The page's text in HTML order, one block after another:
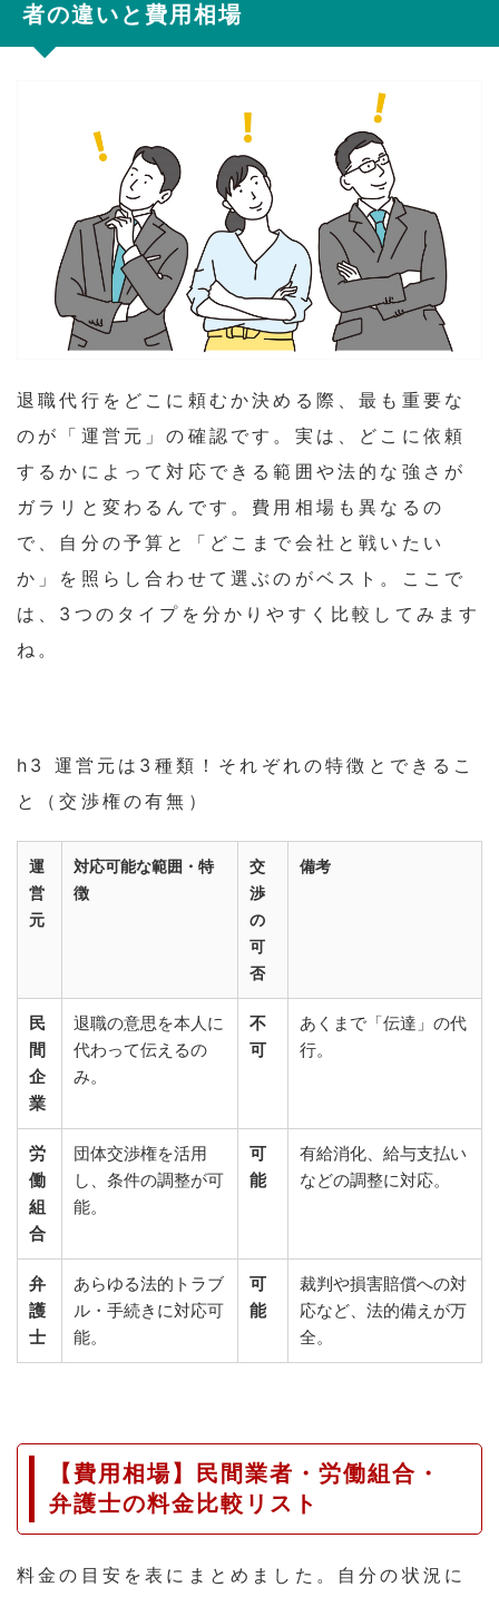
者の違いと費用相場
退職代行をどこに頼むか決める際、最も重要な
のが「運営元」の確認です。実は、どこに依頼
するかによって対応できる範囲や法的な強さが
ガラリと変わるんです。費用相場も異なるの
で、自分の予算と「どこまで会社と戦いたい
か」を照らし合わせて選ぶのがベスト。ここで
は、3つのタイプを分かりやすく比較してみます
ね。
h3 運営元は3種類！それぞれの特徴とできるこ
と（交渉権の有無）
運
営
元
対応可能な範囲・特
徴
交
渉
の
可
否
備考
民
間
企
業
退職の意思を本人に
代わって伝えるの
み。
不
可
あくまで「伝達」の代
行。
労
働
組
合
団体交渉権を活用
し、条件の調整が可
能。
可
能
有給消化、給与支払い
などの調整に対応。
弁
護
士
あらゆる法的トラブ
ル・手続きに対応可
能。
可
能
裁判や損害賠償への対
応など、法的備えが万
全。
【費用相場】民間業者・労働組合・
弁護士の料金比較リスト
料金の目安を表にまとめました。自分の状況に